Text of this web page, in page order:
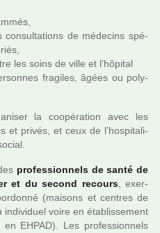
consul­ta­tions de méde­cins spé­
les soins de ville et l’hôpi­tal
fra­gi­les, âgées ou poly­
la coo­pé­ra­tion avec les
et privés, et ceux de l’hos­pi­ta­li­
pro­fes­sion­nels de santé de
et du second recours, exer­
(mai­sons et cen­tres de
voire en établissement
EHPAD). Les pro­fes­sion­nels